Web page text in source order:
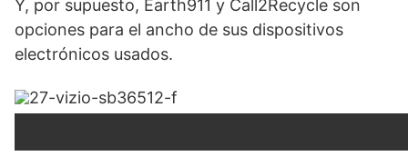
Y, por supuesto, Earth911 y Call2Recycle son
opciones para el ancho de sus dispositivos
electrónicos usados.